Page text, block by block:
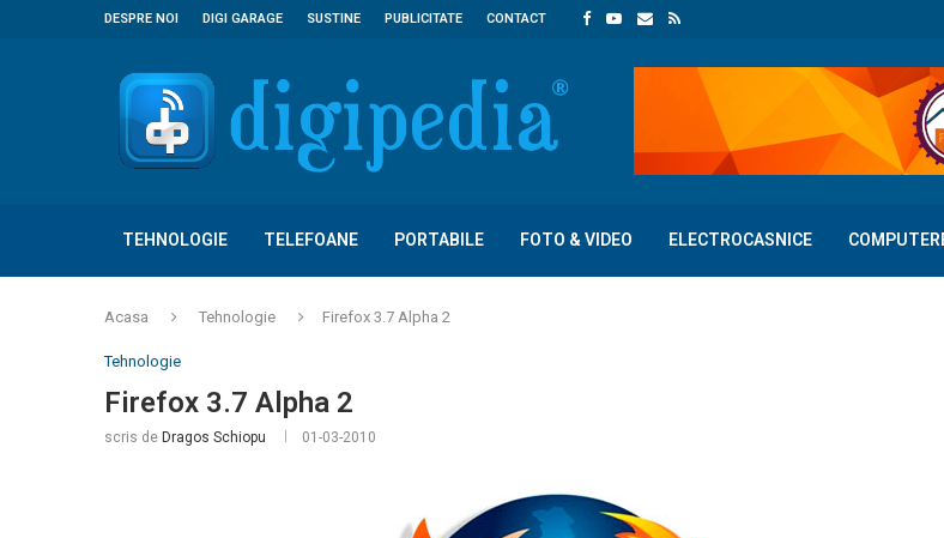
DESPRE NOI DIGI GARAGE SUSTINE PUBLICITATE CONTACT
TEHNOLOGIE TELEFOANE PORTABILE FOTO & VIDEO ELECTROCASNICE
Acasa Tehnologie Firefox 3.7 Alpha 2
Tehnologie
Firefox 3.7 Alpha 2
scris de Dragos Schiopu 01-03-2010